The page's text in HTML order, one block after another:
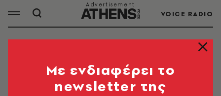
VOICE RADIO
ΩΚΕΑΝΟΣMε ενδιαφέρει το
newsletter της